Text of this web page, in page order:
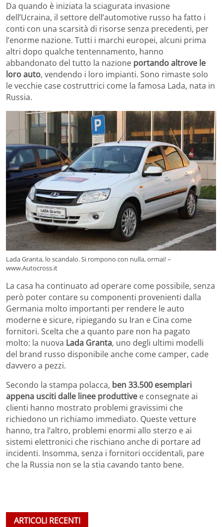
Da quando è iniziata la sciagurata invasione
dell’Ucraina, il settore dell’automotive russo ha fatto i
conti con una scarsità di risorse senza precedenti, per
l’enorme nazione. Tutti i marchi europei, alcuni prima
altri dopo qualche tentennamento, hanno
abbandonato del tutto la nazione portando altrove le
loro auto, vendendo i loro impianti. Sono rimaste solo
le vecchie case costruttrici come la famosa Lada, nata in
Russia.
Lada Granta, lo scandalo. Si rompono con nulla, ormai! –
www.Autocross.it
La casa ha continuato ad operare come possibile, senza
però poter contare su componenti provenienti dalla
Germania molto importanti per rendere le auto
moderne e sicure, ripiegando su Iran e Cina come
fornitori. Scelta che a quanto pare non ha pagato
molto: la nuova Lada Granta, uno degli ultimi modelli
del brand russo disponibile anche come camper, cade
davvero a pezzi.
Secondo la stampa polacca, ben 33.500 esemplari
appena usciti dalle linee produttive e consegnate ai
clienti hanno mostrato problemi gravissimi che
richiedono un richiamo immediato. Queste vetture
hanno, tra l’altro, problemi enormi allo sterzo e ai
sistemi elettronici che rischiano anche di portare ad
incidenti. Insomma, senza i fornitori occidentali, pare
che la Russia non se la stia cavando tanto bene.
ARTICOLI RECENTI